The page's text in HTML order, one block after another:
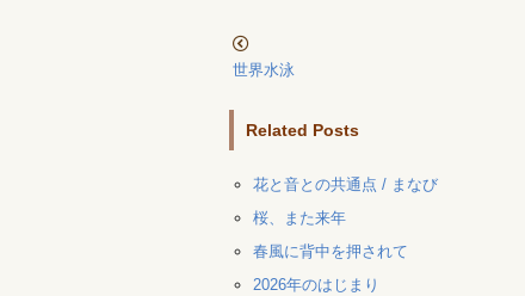
世界水泳
Related Posts
花と音との共通点 / まなび
桜、また来年
春風に背中を押されて
2026年のはじまり